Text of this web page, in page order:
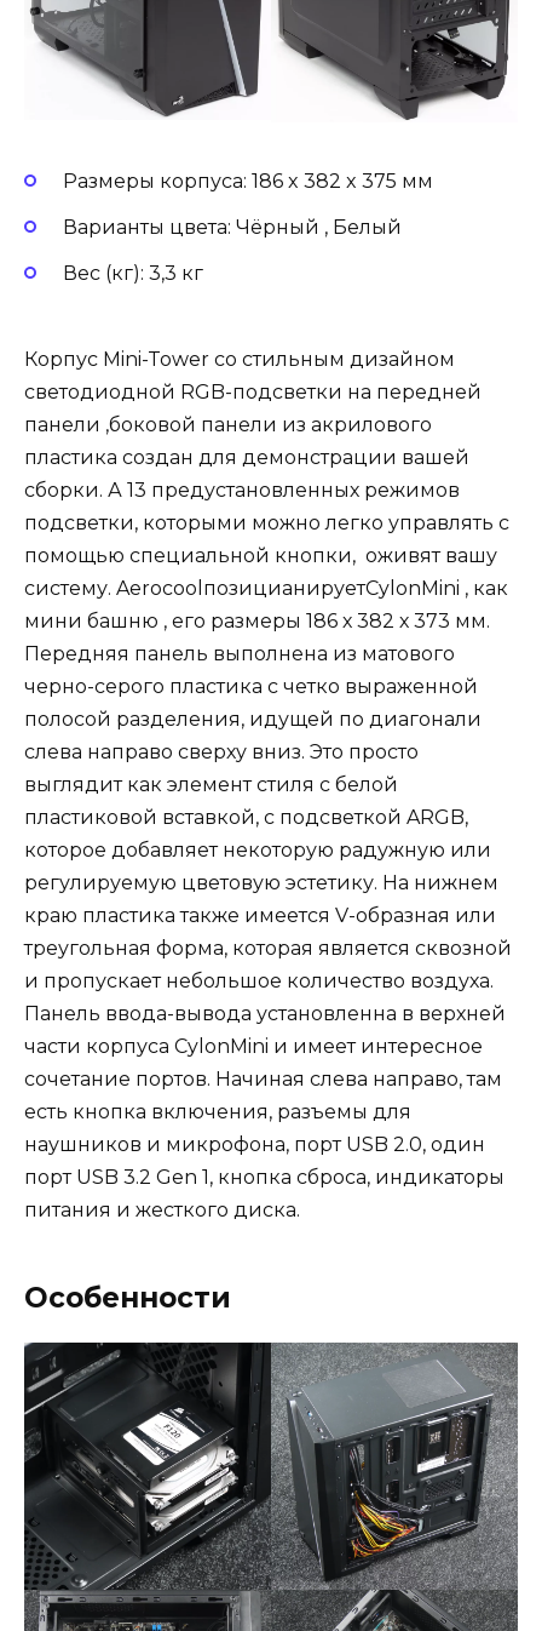
Размеры корпуса: 186 x 382 x 375 мм
Варианты цвета: Чёрный , Белый
Вес (кг): 3,3 кг
Корпус Mini-Tower со стильным дизайном
светодиодной RGB-подсветки на передней
панели ,боковой панели из акрилового
пластика создан для демонстрации вашей
сборки. А 13 предустановленных режимов
подсветки, которыми можно легко управлять с
помощью специальной кнопки, оживят вашу
систему. AerocoolпозицианируетCylonMini , как
мини башню , его размеры 186 х 382 х 373 мм.
Передняя панель выполнена из матового
черно-серого пластика с четко выраженной
полосой разделения, идущей по диагонали
слева направо сверху вниз. Это просто
выглядит как элемент стиля с белой
пластиковой вставкой, с подсветкой ARGB,
которое добавляет некоторую радужную или
регулируемую цветовую эстетику. На нижнем
краю пластика также имеется V-образная или
треугольная форма, которая является сквозной
и пропускает небольшое количество воздуха.
Панель ввода-вывода установленна в верхней
части корпуса CylonMini и имеет интересное
сочетание портов. Начиная слева направо, там
есть кнопка включения, разъемы для
наушников и микрофона, порт USB 2.0, один
порт USB 3.2 Gen 1, кнопка сброса, индикаторы
питания и жесткого диска.
Особенности